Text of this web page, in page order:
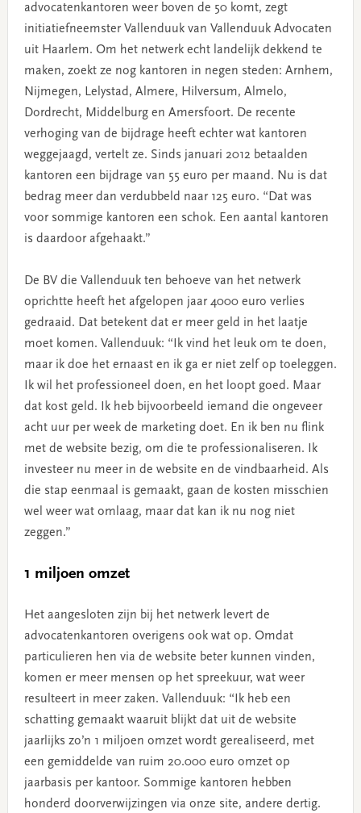
advocatenkantoren weer boven de 50 komt, zegt
initiatiefneemster Vallenduuk van Vallenduuk Advocaten
uit Haarlem. Om het netwerk echt landelijk dekkend te
maken, zoekt ze nog kantoren in negen steden: Arnhem,
Nijmegen, Lelystad, Almere, Hilversum, Almelo,
Dordrecht, Middelburg en Amersfoort. De recente
verhoging van de bijdrage heeft echter wat kantoren
weggejaagd, vertelt ze. Sinds januari 2012 betaalden
kantoren een bijdrage van 55 euro per maand. Nu is dat
bedrag meer dan verdubbeld naar 125 euro. “Dat was
voor sommige kantoren een schok. Een aantal kantoren
is daardoor afgehaakt.”
De BV die Vallenduuk ten behoeve van het netwerk
oprichtte heeft het afgelopen jaar 4000 euro verlies
gedraaid. Dat betekent dat er meer geld in het laatje
moet komen. Vallenduuk: “Ik vind het leuk om te doen,
maar ik doe het ernaast en ik ga er niet zelf op toeleggen.
Ik wil het professioneel doen, en het loopt goed. Maar
dat kost geld. Ik heb bijvoorbeeld iemand die ongeveer
acht uur per week de marketing doet. En ik ben nu flink
met de website bezig, om die te professionaliseren. Ik
investeer nu meer in de website en de vindbaarheid. Als
die stap eenmaal is gemaakt, gaan de kosten misschien
wel weer wat omlaag, maar dat kan ik nu nog niet
zeggen.”
1 miljoen omzet
Het aangesloten zijn bij het netwerk levert de
advocatenkantoren overigens ook wat op. Omdat
particulieren hen via de website beter kunnen vinden,
komen er meer mensen op het spreekuur, wat weer
resulteert in meer zaken. Vallenduuk: “Ik heb een
schatting gemaakt waaruit blijkt dat uit de website
jaarlijks zo’n 1 miljoen omzet wordt gerealiseerd, met
een gemiddelde van ruim 20.000 euro omzet op
jaarbasis per kantoor. Sommige kantoren hebben
honderd doorverwijzingen via onze site, andere dertig.